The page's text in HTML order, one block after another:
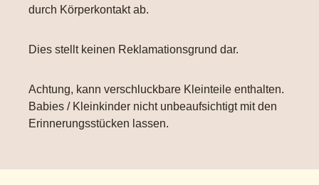
durch Körperkontakt ab.
Dies stellt keinen Reklamationsgrund dar.
Achtung, kann verschluckbare Kleinteile enthalten.
Babies / Kleinkinder nicht unbeaufsichtigt mit den
Erinnerungsstücken lassen.